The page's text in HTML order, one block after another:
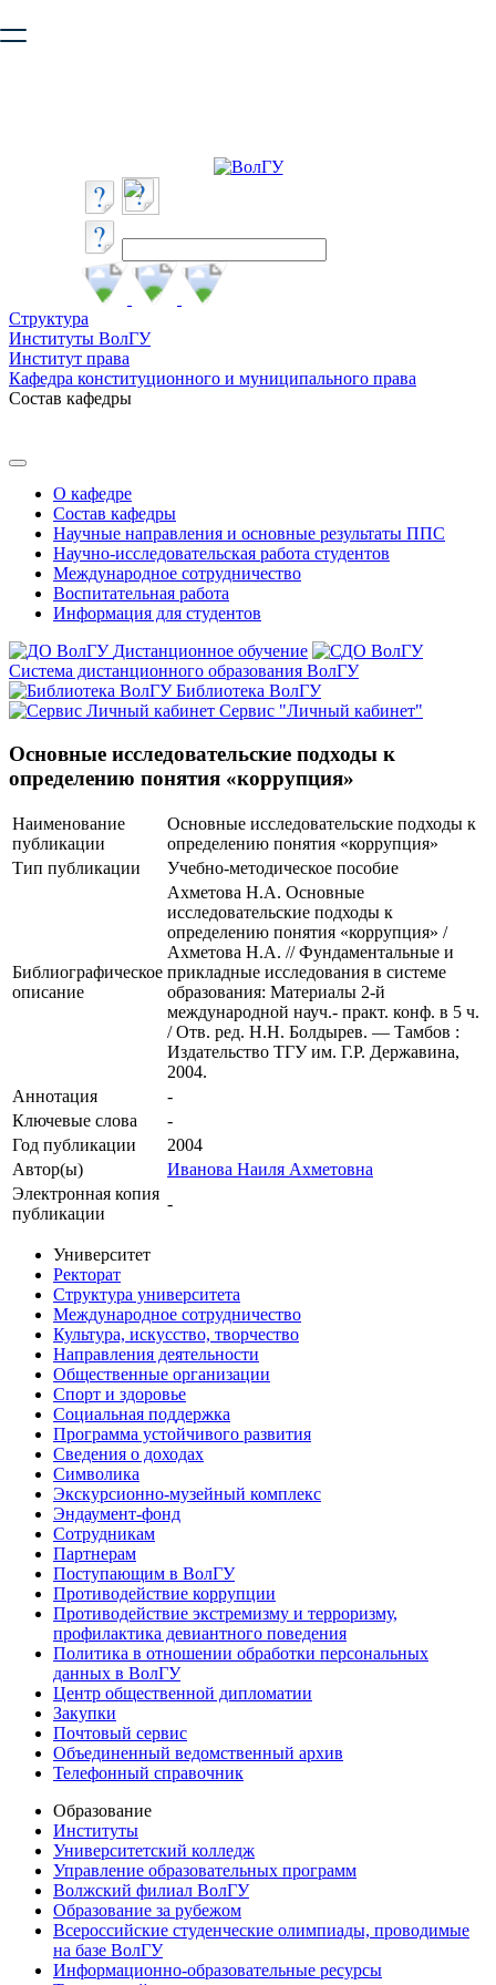
безопасную работу с сайтом. Пожалуйста
Структура
Институты ВолГУ
Институт права
Кафедра конституционного и муниципального права
Состав кафедры
О кафедре
Состав кафедры
Научные направления и основные результаты ППС
Научно-исследовательская работа студентов
Международное сотрудничество
Воспитательная работа
Информация для студентов
Дистанционное обучение
Система дистанционного образования ВолГУ
Библиотека ВолГУ
Сервис "Личный кабинет"
Основные исследовательские подходы к
определению понятия «коррупция»
Наименование
публикации
Основные исследовательские подходы к
определению понятия «коррупция»
Тип публикации
Учебно-методическое пособие
Библиографическое
описание
Ахметова Н.А. Основные
исследовательские подходы к
определению понятия «коррупция» /
Ахметова Н.А. // Фундаментальные и
прикладные исследования в системе
образования: Материалы 2-й
международной науч.- практ. конф. в 5 ч.
/ Отв. ред. Н.Н. Болдырев. — Тамбов :
Издательство ТГУ им. Г.Р. Державина,
2004.
Аннотация
-
Ключевые cлова
-
Год публикации
2004
Автор(ы)
Иванова Наиля Ахметовна
Электронная копия
публикации
-
Университет
Ректорат
Структура университета
Международное сотрудничество
Культура, искусство, творчество
Направления деятельности
Общественные организации
Спорт и здоровье
Социальная поддержка
Программа устойчивого развития
Сведения о доходах
Символика
Экскурсионно-музейный комплекс
Эндаумент-фонд
Сотрудникам
Партнерам
Поступающим в ВолГУ
Противодействие коррупции
Противодействие экстремизму и терроризму,
профилактика девиантного поведения
Политика в отношении обработки персональных
данных в ВолГУ
Центр общественной дипломатии
Закупки
Почтовый сервис
Объединенный ведомственный архив
Телефонный справочник
Образование
Институты
Университетский колледж
Управление образовательных программ
Волжский филиал ВолГУ
Образование за рубежом
Всероссийские студенческие олимпиады, проводимые
на базе ВолГУ
Информационно-образовательные ресурсы